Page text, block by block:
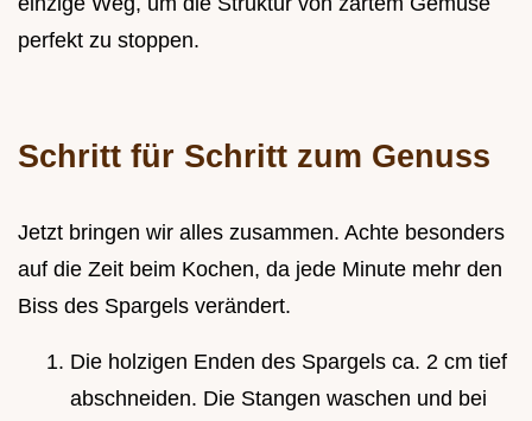
perfekt zu stoppen.
Schritt für Schritt zum Genuss
Jetzt bringen wir alles zusammen. Achte besonders
auf die Zeit beim Kochen, da jede Minute mehr den
Biss des Spargels verändert.
Die holzigen Enden des Spargels ca. 2 cm tief
abschneiden. Die Stangen waschen und bei